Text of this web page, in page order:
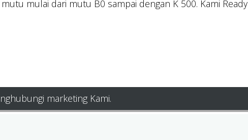
mulai dari mutu B0 sampai dengan K 500. Kami
marketing Kami.